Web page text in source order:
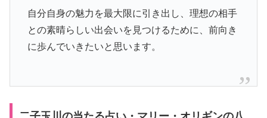
自分自身の魅力を最大限に引き出し、理想の相手
との素晴らしい出会いを見つけるために、前向き
に歩んでいきたいと思います。